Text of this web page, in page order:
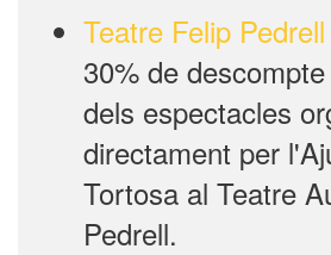
Teatre Felip
30% de
dels espectacles
directament per
Tortosa al Teatre
Pedrell.